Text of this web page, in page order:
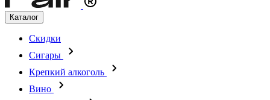
Каталог
Скидки
Сигары
Крепкий алкоголь
Вино